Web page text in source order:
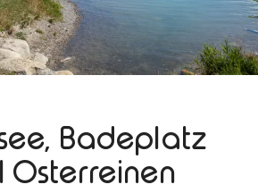
Badeplatz
Osterreinen